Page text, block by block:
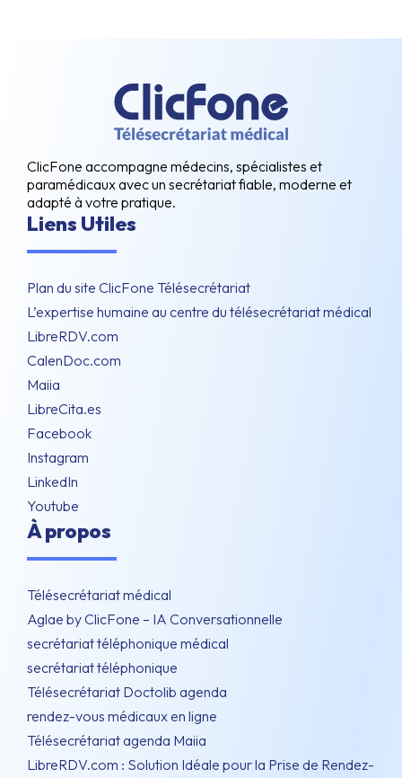
ClicFone accompagne médecins, spécialistes et
paramédicaux avec un secrétariat fiable, moderne et
adapté à votre pratique.
Liens Utiles
Plan du site ClicFone Télésecrétariat
L’expertise humaine au centre du télésecrétariat médical
LibreRDV.com
CalenDoc.com
Maiia
LibreCita.es
Facebook
Instagram
LinkedIn
Youtube
À propos
Télésecrétariat médical
Aglae by ClicFone – IA Conversationnelle
secrétariat téléphonique médical
secrétariat téléphonique
Télésecrétariat Doctolib agenda
rendez-vous médicaux en ligne
Télésecrétariat agenda Maiia
LibreRDV.com : Solution Idéale pour la Prise de Rendez-